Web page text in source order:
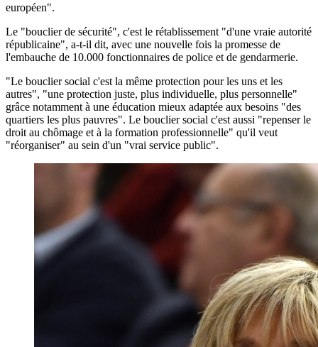
européen".
Le "bouclier de sécurité", c'est le rétablissement "d'une vraie autorité
républicaine", a-t-il dit, avec une nouvelle fois la promesse de
l'embauche de 10.000 fonctionnaires de police et de gendarmerie.
"Le bouclier social c'est la même protection pour les uns et les
autres", "une protection juste, plus individuelle, plus personnelle"
grâce notamment à une éducation mieux adaptée aux besoins "des
quartiers les plus pauvres". Le bouclier social c'est aussi "repenser le
droit au chômage et à la formation professionnelle" qu'il veut
"réorganiser" au sein d'un "vrai service public".